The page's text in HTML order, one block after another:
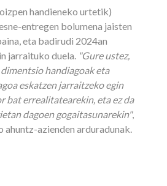
handieneko urtetik)
entregen bolumena jaisten
eta badirudi 2024an
jarraituko duela. "Gure ustez,
handiagoak eta
eskatzen jarraitzeko egin
bat errealitatearekin, eta ez da
dagoen gogaitasunarekin",
ahuntz-azienden arduradunak.